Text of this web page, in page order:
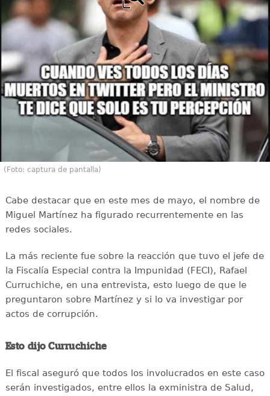
(Foto: captura de pantalla)
Cabe destacar que en este mes de mayo, el nombre de
Miguel Martínez ha figurado recurrentemente en las
redes sociales.
La más reciente fue sobre la reacción que tuvo el jefe de
la Fiscalía Especial contra la Impunidad (FECI), Rafael
Curruchiche, en una entrevista, esto luego de que le
preguntaron sobre Martínez y si lo va investigar por
actos de corrupción.
Esto dijo Curruchiche
El fiscal aseguró que todos los involucrados en este caso
serán investigados, entre ellos la exministra de Salud,